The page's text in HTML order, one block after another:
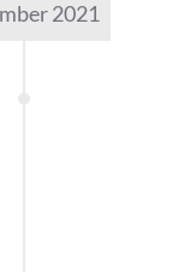
2021